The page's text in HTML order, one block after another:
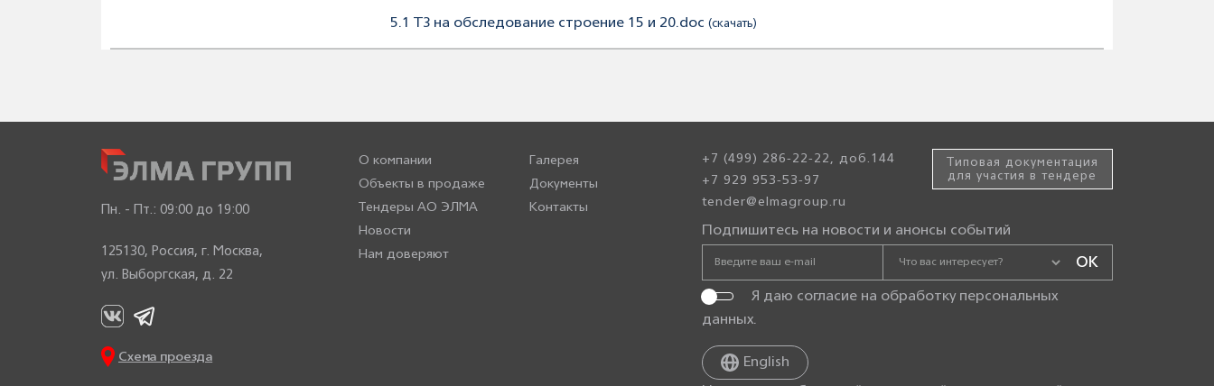
5.1 ТЗ на обследование строение 15 и 20.doc (скачать)
Пн. - Пт.: 09:00 до 19:00
125130, Россия, г. Москва,
ул. Выборгская, д. 22
Схема проезда
О компании
Объекты в продаже
Тендеры АО ЭЛМА
Новости
Нам доверяют
Галерея
Документы
Контакты
+7 (499) 286-22-22, доб.144
+7 929 953-53-97
tender@elmagroup.ru
Типовая документация
для участия в тендере
Подпишитесь на новости и анонсы событий
Я даю согласие на обработку персональных
данных.
English